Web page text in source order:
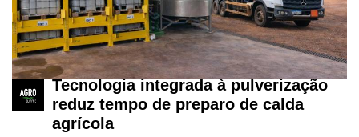
Tecnologia integrada à pulverização
reduz tempo de preparo de calda
agrícola